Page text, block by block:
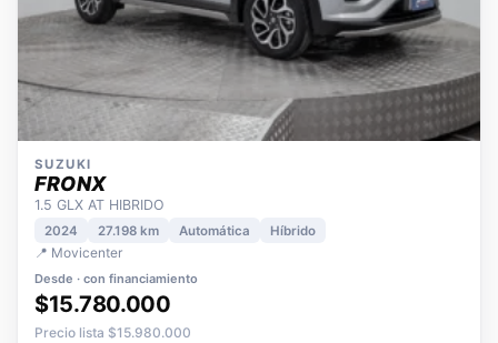
SUZUKI
FRONX
1.5 GLX AT HIBRIDO
2024 27.198 km
📍 Movicenter
Desde · con financiamiento
$15.780.000